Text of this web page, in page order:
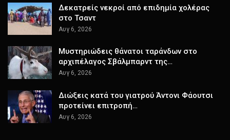
Δεκατρείς νεκροί από επιδημία χολέρας
στο Τσαντ
Αυγ 6, 2026
Μυστηριώδεις θάνατοι ταράνδων στο
αρχιπέλαγος Σβάλμπαρντ της…
Αυγ 6, 2026
Διώξεις κατά του γιατρού Άντονι Φάουτσι
προτείνει επιτροπή…
Αυγ 6, 2026